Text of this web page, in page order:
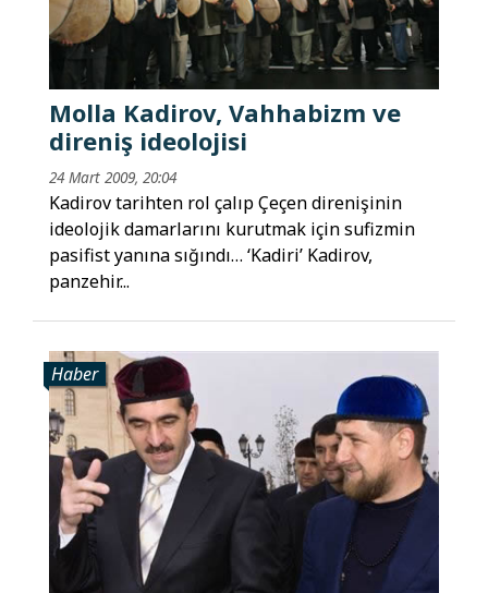
Molla Kadirov, Vahhabizm ve
direniş ideolojisi
24 Mart 2009, 20:04
Kadirov tarihten rol çalıp Çeçen direnişinin
ideolojik damarlarını kurutmak için sufizmin
pasifist yanına sığındı… ‘Kadiri’ Kadirov,
panzehir...
Haber